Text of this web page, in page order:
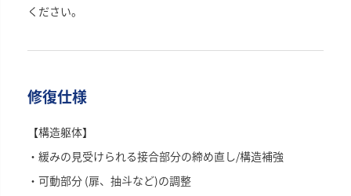
ください。
修復仕様
【構造躯体】
・緩みの見受けられる接合部分の締め直し/構造補強
・可動部分 (扉、抽斗など)の調整